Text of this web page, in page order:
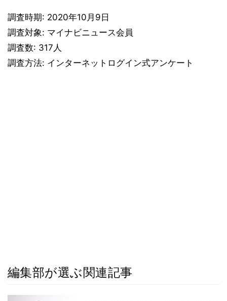
調査時期: 2020年10月9日
調査対象: マイナビニュース会員
調査数: 317人
調査方法: インターネットログイン式アンケート
編集部が選ぶ関連記事